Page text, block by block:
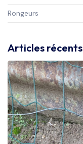
Rongeurs
Articles récents